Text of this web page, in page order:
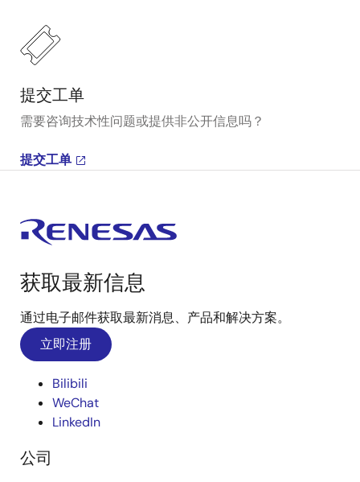
提交工单
需要咨询技术性问题或提供非公开信息吗？
提交工单
获取最新信息
通过电子邮件获取最新消息、产品和解决方案。
立即注册
Bilibili
WeChat
LinkedIn
公司